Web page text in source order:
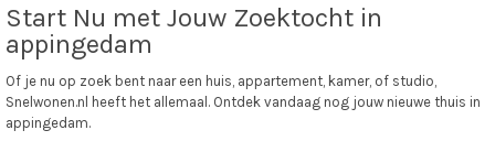
Start Nu met Jouw Zoektocht in
appingedam
Of je nu op zoek bent naar een huis, appartement, kamer, of studio,
Snelwonen.nl heeft het allemaal. Ontdek vandaag nog jouw nieuwe thuis in
appingedam.